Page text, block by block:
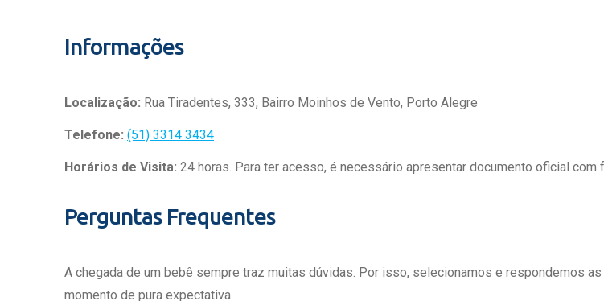
Informações
Localização: Rua Tiradentes, 333, Bairro Moinhos de Vento, Porto Alegre
Telefone: (51) 3314 3434
Horários de Visita: 24 horas. Para ter acesso, é necessário apresentar documento oficial com
Perguntas Frequentes
A chegada de um bebê sempre traz muitas dúvidas. Por isso, selecionamos e respondemos
momento de pura expectativa.